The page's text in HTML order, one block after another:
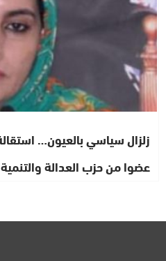
عضوا من حزب العدالة والتنمية